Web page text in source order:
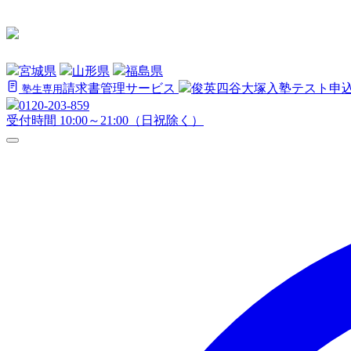
宮城県 山形県 福島県
塾生専用請求書管理サービス 俊英四谷大塚 入塾テスト申
0120-203-859
受付時間 10:00～21:00（日祝除く）